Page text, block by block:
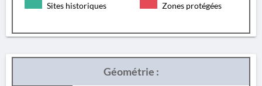
Sites historiques Zones protégées
Géométrie :